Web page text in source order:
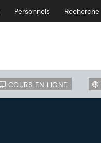
Personnels Recherche
COURS EN LIGNE